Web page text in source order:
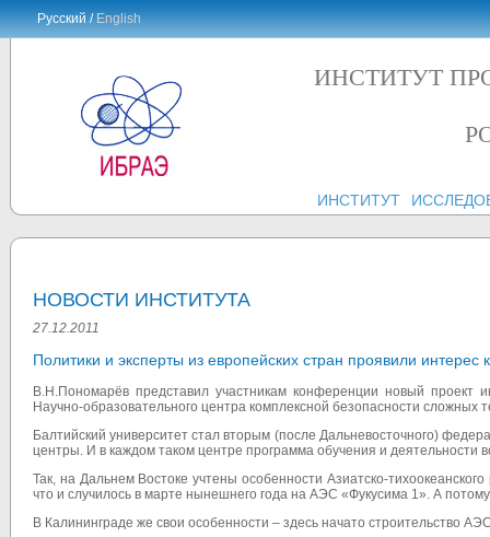
Русский /English
ИНСТИТУТ
ИНСТИТУТ
НОВОСТИ ИНСТИТУТА
27.12.2011
Политики и эксперты из европейских стран проявили
В.Н.Пономарёв представил участникам конференции новый проект
Научно-образовательного центра комплексной безопасности сложных
Балтийский университет стал вторым (после Дальневосточного)
центры. И в каждом таком центре программа обучения и деятельности
Так, на Дальнем Востоке учтены особенности Азиатско-
что и случилось в марте нынешнего года на АЭС «Фукусима 1». А
В Калининграде же свои особенности – здесь начато строительство